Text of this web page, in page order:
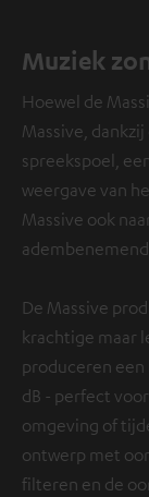
Muziek
Hoewel de
Massive,
spreekspoel,
weergave van
Massive ook
De Massive
krachtige maar
produceren
dB - perfect
omgeving of
ontwerp met
filteren en de